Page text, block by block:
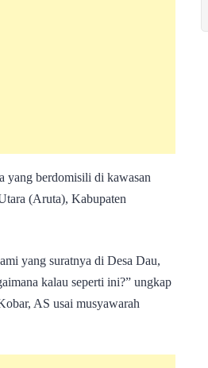
yang berdomisili di kawasan
(Aruta), Kabupaten
yang suratnya di Desa Dau,
kalau seperti ini?” ungkap
AS usai musyawarah